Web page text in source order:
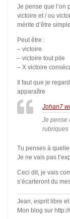
Je pense que l’on
victoire et / ou
mérite d’être
Peut être :
– victoire
– victoire tout pile
– X victoire
Il faut que je
apparaître
Johan7
Je pense
rubriques
Tu penses à
Je ne vais pas
Ceci dit, je vais
s’écarteront du
Jean, esprit libre
Mon blog sur